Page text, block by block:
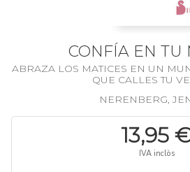
CONFÍA EN TU
ABRAZA LOS MATICES EN UN
QUE CALLES TU
NERENBERG,
13,95
IVA inclòs